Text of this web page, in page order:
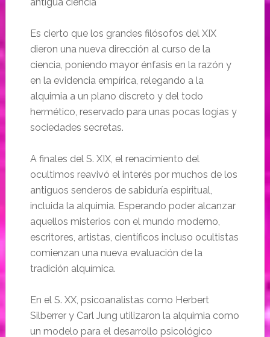
Es cierto que los grandes filósofos del XIX
dieron una nueva dirección al curso de la
ciencia, poniendo mayor énfasis en la razón y
en la evidencia empírica, relegando a la
alquimia a un plano discreto y del todo
hermético, reservado para unas pocas logias y
sociedades secretas.
A finales del S. XIX, el renacimiento del
ocultimos reavivó el interés por muchos de los
antiguos senderos de sabiduría espiritual,
incluida la alquimia. Esperando poder alcanzar
aquellos misterios con el mundo moderno,
escritores, artistas, científicos incluso ocultistas
comienzan una nueva evaluación de la
tradición alquímica.
En el S. XX, psicoanalistas como Herbert
Silberrer y Carl Jung utilizaron la alquimia como
un modelo para el desarrollo psicológico